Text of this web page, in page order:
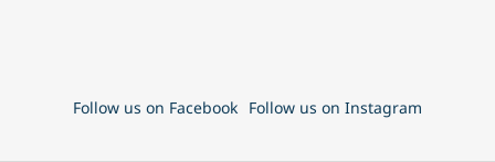
Follow us on Facebook Follow us on Instagram